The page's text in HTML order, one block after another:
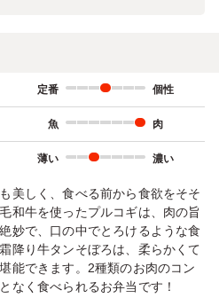
定番 個性
魚 肉
薄い 濃い
美しく、食べる前から食欲をそそ
和牛を使ったプルコギは、肉の旨
妙で、口の中でとろけるような食
降り牛タンそぼろは、柔らかくて
能できます。2種類のお肉のコン
なく食べられるお弁当です！